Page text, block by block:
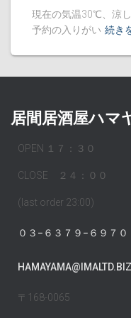
現在の気温30℃、涼
予約の入りがい 続き
居間居酒屋ハマ
OPEN １７：３０
CLOSE ２４：００
(last order 23:00)
０３−６３７９−６９７０
HAMAYAMA@IMALTD.BIZ
〒168-0065